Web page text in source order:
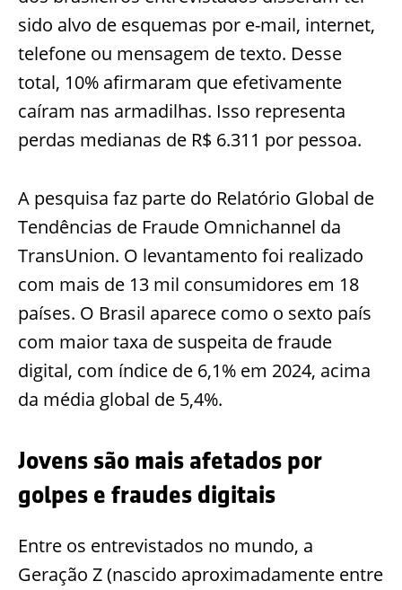
sido alvo de esquemas por e-mail, internet,
telefone ou mensagem de texto. Desse
total, 10% afirmaram que efetivamente
caíram nas armadilhas. Isso representa
perdas medianas de R$ 6.311 por pessoa.
A pesquisa faz parte do Relatório Global de
Tendências de Fraude Omnichannel da
TransUnion. O levantamento foi realizado
com mais de 13 mil consumidores em 18
países. O Brasil aparece como o sexto país
com maior taxa de suspeita de fraude
digital, com índice de 6,1% em 2024, acima
da média global de 5,4%.
Jovens são mais afetados por
golpes e fraudes digitais
Entre os entrevistados no mundo, a
Geração Z (nascido aproximadamente entre